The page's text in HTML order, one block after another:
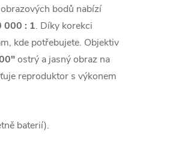
obrazových bodů nabízí
000 : 1. Díky korekci
kde potřebujete. Objektiv
ostrý a jasný obraz na
reproduktor s výkonem
baterií).